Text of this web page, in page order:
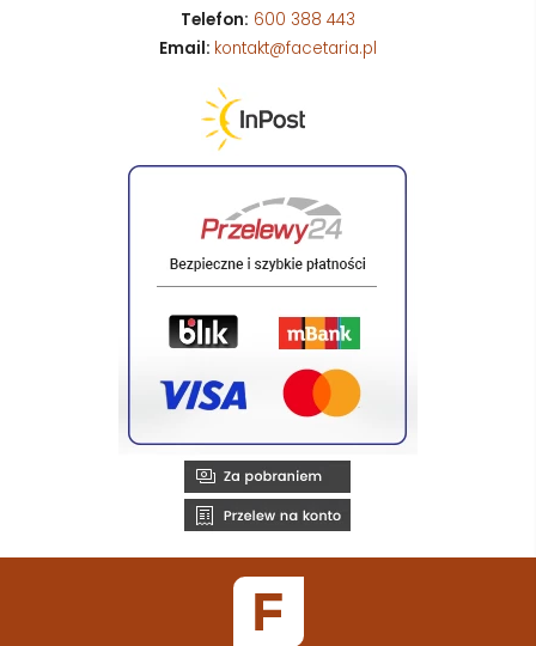
Telefon: 600 388 443
Email: kontakt@facetaria.pl